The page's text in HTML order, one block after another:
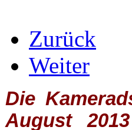
Zurück
Weiter
Die
August